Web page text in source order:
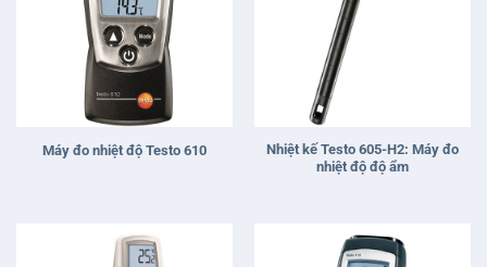
Máy đo nhiệt độ Testo 610
Nhiệt kế Testo 605-H2: Máy đo
nhiệt độ độ ẩm